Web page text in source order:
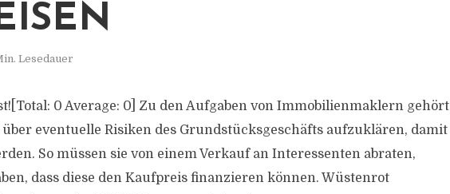
Lesedauer
0 Average: 0] Zu den Aufgaben von Immobilienmaklern gehört
eventuelle Risiken des Grundstücksgeschäfts aufzuklären, damit
So müssen sie von einem Verkauf an Interessenten abraten,
dass diese den Kaufpreis finanzieren können. Wüstenrot